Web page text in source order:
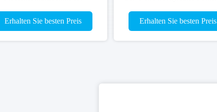
und Ölkühlgeräte im
Automobilbereich
Erhalten Sie besten Preis
Erhalten Sie besten Preis